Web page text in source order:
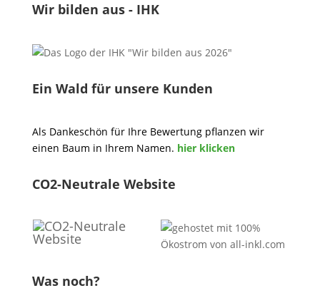
Wir bilden aus - IHK
Ein Wald für unsere Kunden
Als Dankeschön für Ihre Bewertung pflanzen wir
einen Baum in Ihrem Namen. hier klicken
CO2-Neutrale Website
Was noch?